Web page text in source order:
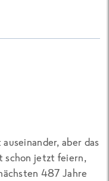
aber das
schon jetzt feiern,
487 Jahre